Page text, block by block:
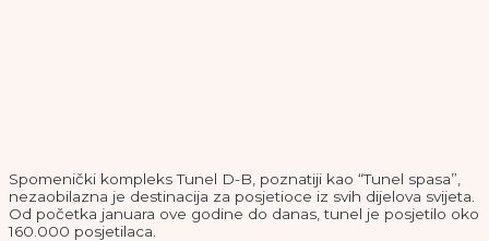
Spomenički kompleks Tunel D-B, poznatiji kao “Tunel spasa”,
nezaobilazna je destinacija za posjetioce iz svih dijelova svijeta.
Od početka januara ove godine do danas, tunel je posjetilo oko
160.000 posjetilaca.